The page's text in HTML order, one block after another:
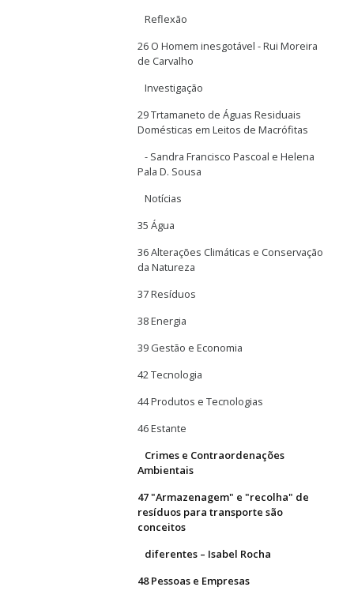
Reflexão
26 O Homem inesgotável - Rui Moreira
de Carvalho
Investigação
29 Trtamaneto de Águas Residuais
Domésticas em Leitos de Macrófitas
- Sandra Francisco Pascoal e Helena
Pala D. Sousa
Notícias
35 Água
36 Alterações Climáticas e Conservação
da Natureza
37 Resíduos
38 Energia
39 Gestão e Economia
42 Tecnologia
44 Produtos e Tecnologias
46 Estante
Crimes e Contraordenações
Ambientais
47 "Armazenagem" e "recolha" de
resíduos para transporte são
conceitos
diferentes – Isabel Rocha
48 Pessoas e Empresas